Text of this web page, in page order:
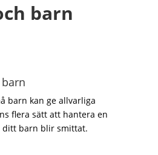
barn
barn kan ge allvarliga
flera sätt att hantera en
ditt barn blir smittat.